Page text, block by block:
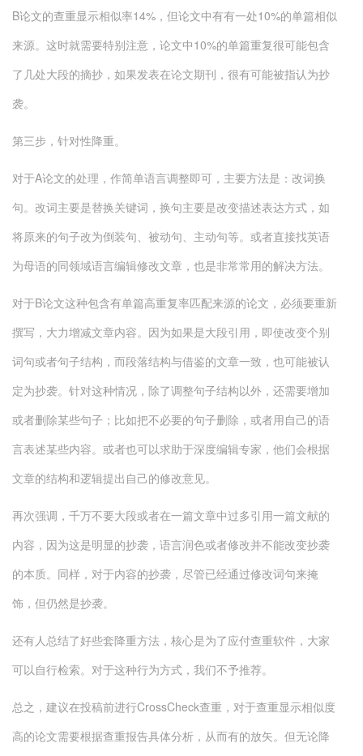
B论文的查重显示相似率14%，但论文中有有一处10%的单篇相似
来源。这时就需要特别注意，论文中10%的单篇重复很可能包含
了几处大段的摘抄，如果发表在论文期刊，很有可能被指认为抄
袭。
第三步，针对性降重。
对于A论文的处理，作简单语言调整即可，主要方法是：改词换
句。改词主要是替换关键词，换句主要是改变描述表达方式，如
将原来的句子改为倒装句、被动句、主动句等。或者直接找英语
为母语的同领域语言编辑修改文章，也是非常常用的解决方法。
对于B论文这种包含有单篇高重复率匹配来源的论文，必须要重新
撰写，大力增减文章内容。因为如果是大段引用，即使改变个别
词句或者句子结构，而段落结构与借鉴的文章一致，也可能被认
定为抄袭。针对这种情况，除了调整句子结构以外，还需要增加
或者删除某些句子；比如把不必要的句子删除，或者用自己的语
言表述某些内容。或者也可以求助于深度编辑专家，他们会根据
文章的结构和逻辑提出自己的修改意见。
再次强调，千万不要大段或者在一篇文章中过多引用一篇文献的
内容，因为这是明显的抄袭，语言润色或者修改并不能改变抄袭
的本质。同样，对于内容的抄袭，尽管已经通过修改词句来掩
饰，但仍然是抄袭。
还有人总结了好些套降重方法，核心是为了应付查重软件，大家
可以自行检索。对于这种行为方式，我们不予推荐。
总之，建议在投稿前进行CrossCheck查重，对于查重显示相似度
高的论文需要根据查重报告具体分析，从而有的放矢。但无论降